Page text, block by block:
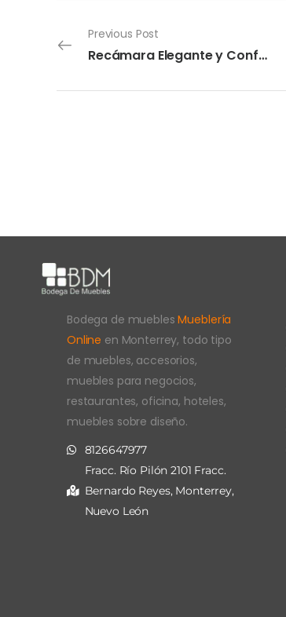
Previous Post
Recámara Elegante y Confortable Furniture
Bodega de mueblesMueblería
Online en Monterrey, todo tipo
de muebles, accesorios,
muebles para negocios,
restaurantes, oficina, hoteles,
muebles sobre diseño.
8126647977
Fracc. Río Pilón 2101 Fracc.
Bernardo Reyes, Monterrey,
Nuevo León